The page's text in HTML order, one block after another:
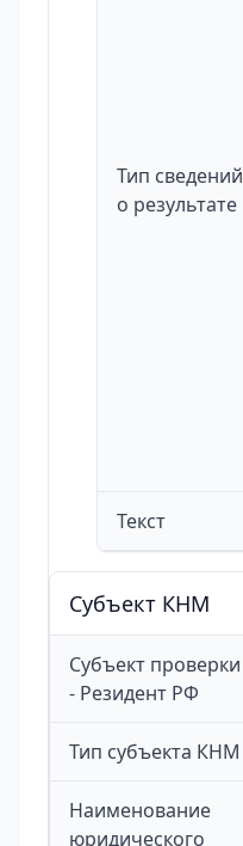
Тип сведений
о результате
Текст
Cубъект КНМ
Субъект проверки
- Резидент РФ
Тип субъекта КНМ
Наименование
юридического